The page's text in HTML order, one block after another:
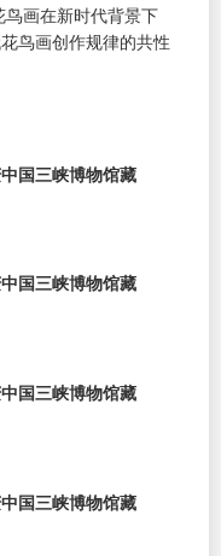
画在新时代背景下
鸟画创作规律的共性
国三峡博物馆藏
国三峡博物馆藏
国三峡博物馆藏
国三峡博物馆藏